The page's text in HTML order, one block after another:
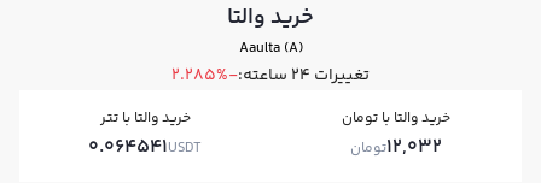
خرید والتا
Aaulta (A)
تغییرات ۲۴ ساعته: -2.285%
خرید والتا با تومان
12,032تومان
خرید والتا با تتر
0.064541USDT